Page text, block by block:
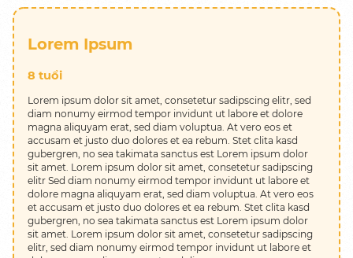
Lorem Ipsum
8 tuổi
Lorem ipsum dolor sit amet, consetetur sadipscing elitr, sed
diam nonumy eirmod tempor invidunt ut labore et dolore
magna aliquyam erat, sed diam voluptua. At vero eos et
accusam et justo duo dolores et ea rebum. Stet clita kasd
gubergren, no sea takimata sanctus est Lorem ipsum dolor
sit amet. Lorem ipsum dolor sit amet, consetetur sadipscing
elitr Sed diam nonumy eirmod tempor invidunt ut labore et
dolore magna aliquyam erat, sed diam voluptua. At vero eos
et accusam et justo duo dolores et ea rebum. Stet clita kasd
gubergren, no sea takimata sanctus est Lorem ipsum dolor
sit amet. Lorem ipsum dolor sit amet, consetetur sadipscing
elitr, sed diam nonumy eirmod tempor invidunt ut labore et